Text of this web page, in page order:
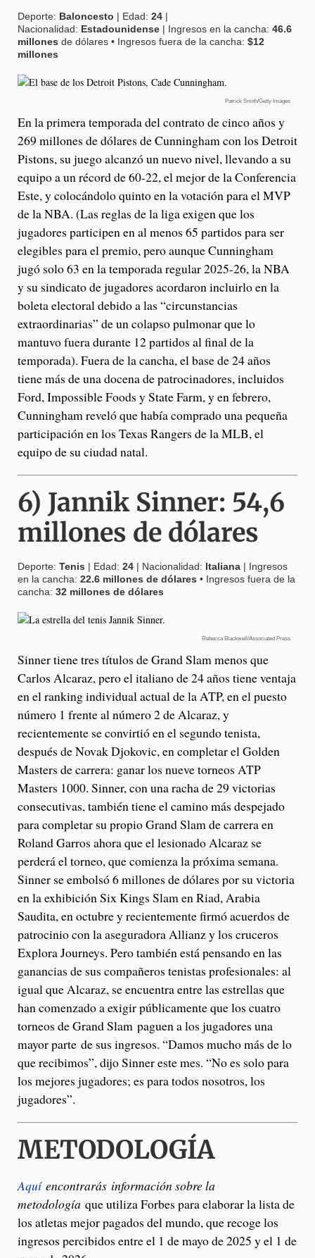
Deporte: Baloncesto | Edad: 24 |
Nacionalidad: Estadounidense | Ingresos en la cancha: 46.6
millones de dólares • Ingresos fuera de la cancha: $12
millones
Patrick Smith/Getty Images
En la primera temporada del contrato de cinco años y
269 millones de dólares de Cunningham con los Detroit
Pistons, su juego alcanzó un nuevo nivel, llevando a su
equipo a un récord de 60-22, el mejor de la Conferencia
Este, y colocándolo quinto en la votación para el MVP
de la NBA. (Las reglas de la liga exigen que los
jugadores participen en al menos 65 partidos para ser
elegibles para el premio, pero aunque Cunningham
jugó solo 63 en la temporada regular 2025-26, la NBA
y su sindicato de jugadores acordaron incluirlo en la
boleta electoral debido a las “circunstancias
extraordinarias” de un colapso pulmonar que lo
mantuvo fuera durante 12 partidos al final de la
temporada). Fuera de la cancha, el base de 24 años
tiene más de una docena de patrocinadores, incluidos
Ford, Impossible Foods y State Farm, y en febrero,
Cunningham reveló que había comprado una pequeña
participación en los Texas Rangers de la MLB, el
equipo de su ciudad natal.
6) Jannik Sinner: 54,6
millones de dólares
Deporte: Tenis | Edad: 24 | Nacionalidad: Italiana | Ingresos
en la cancha: 22.6 millones de dólares • Ingresos fuera de la
cancha: 32 millones de dólares
Rebecca Blackwell/Associated Press
Sinner tiene tres títulos de Grand Slam menos que
Carlos Alcaraz, pero el italiano de 24 años tiene ventaja
en el ranking individual actual de la ATP, en el puesto
número 1 frente al número 2 de Alcaraz, y
recientemente se convirtió en el segundo tenista,
después de Novak Djokovic, en completar el Golden
Masters de carrera: ganar los nueve torneos ATP
Masters 1000. Sinner, con una racha de 29 victorias
consecutivas, también tiene el camino más despejado
para completar su propio Grand Slam de carrera en
Roland Garros ahora que el lesionado Alcaraz se
perderá el torneo, que comienza la próxima semana.
Sinner se embolsó 6 millones de dólares por su victoria
en la exhibición Six Kings Slam en Riad, Arabia
Saudita, en octubre y recientemente firmó acuerdos de
patrocinio con la aseguradora Allianz y los cruceros
Explora Journeys. Pero también está pensando en las
ganancias de sus compañeros tenistas profesionales: al
igual que Alcaraz, se encuentra entre las estrellas que
han comenzado a exigir públicamente que los cuatro
torneos de Grand Slam paguen a los jugadores una
mayor parte de sus ingresos. “Damos mucho más de lo
que recibimos”, dijo Sinner este mes. “No es solo para
los mejores jugadores; es para todos nosotros, los
jugadores”.
METODOLOGÍA
Aquíencontrarás información sobre la
metodología que utiliza Forbes para elaborar la lista de
los atletas mejor pagados del mundo, que recoge los
ingresos percibidos entre el 1 de mayo de 2025 y el 1 de